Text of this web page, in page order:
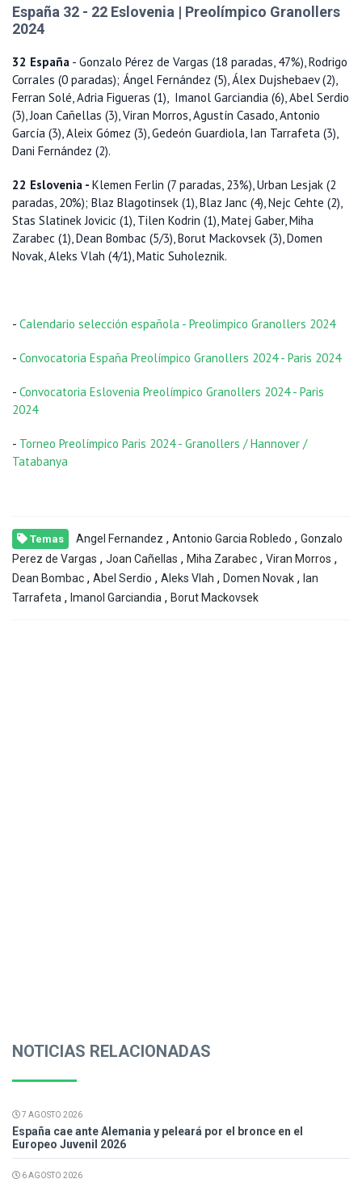
España 32 - 22 Eslovenia | Preolímpico Granollers
2024
32 España - Gonzalo Pérez de Vargas (18 paradas, 47%), Rodrigo
Corrales (0 paradas); Ángel Fernández (5), Álex Dujshebaev (2),
Ferran Solé, Adria Figueras (1), Imanol Garciandia (6), Abel Serdio
(3), Joan Cañellas (3), Viran Morros, Agustín Casado, Antonio
García (3), Aleix Gómez (3), Gedeón Guardiola, Ian Tarrafeta (3),
Dani Fernández (2).
22 Eslovenia - Klemen Ferlin (7 paradas, 23%), Urban Lesjak (2
paradas, 20%); Blaz Blagotinsek (1), Blaz Janc (4), Nejc Cehte (2),
Stas Slatinek Jovicic (1), Tilen Kodrin (1), Matej Gaber, Miha
Zarabec (1), Dean Bombac (5/3), Borut Mackovsek (3), Domen
Novak, Aleks Vlah (4/1), Matic Suholeznik.
- Calendario selección española - Preolimpico Granollers 2024
- Convocatoria España Preolímpico Granollers 2024 - Paris 2024
- Convocatoria Eslovenia Preolímpico Granollers 2024 - Paris
2024
- Torneo Preolímpico Paris 2024 - Granollers / Hannover /
Tatabanya
Temas Angel Fernandez , Antonio Garcia Robledo , Gonzalo
Perez de Vargas , Joan Cañellas , Miha Zarabec , Viran Morros ,
Dean Bombac , Abel Serdio , Aleks Vlah , Domen Novak , Ian
Tarrafeta , Imanol Garciandia , Borut Mackovsek
NOTICIAS RELACIONADAS
7 AGOSTO 2026
España cae ante Alemania y peleará por el bronce en el
Europeo Juvenil 2026
6 AGOSTO 2026